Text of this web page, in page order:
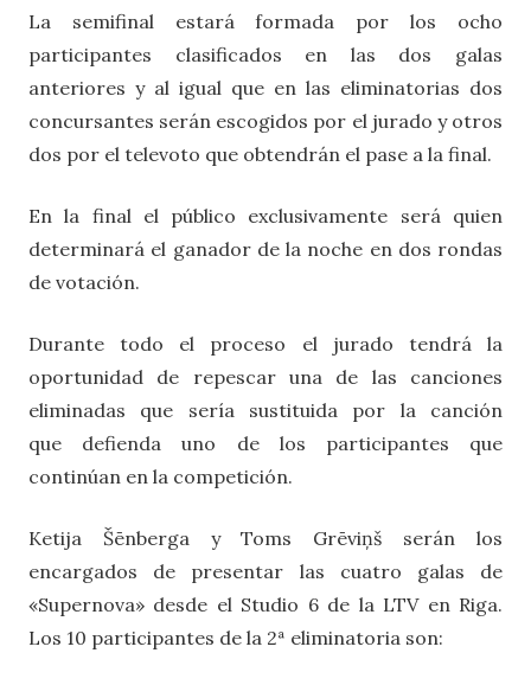
La semifinal estará formada por los ocho
participantes clasificados en las dos galas
anteriores y al igual que en las eliminatorias dos
concursantes serán escogidos por el jurado y otros
dos por el televoto que obtendrán el pase a la final.
En la final el público exclusivamente será quien
determinará el ganador de la noche en dos rondas
de votación.
Durante todo el proceso el jurado tendrá la
oportunidad de repescar una de las canciones
eliminadas que sería sustituida por la canción
que defienda uno de los participantes que
continúan en la competición.
Ketija Šēnberga y Toms Grēviņš serán los
encargados de presentar las cuatro galas de
«Supernova» desde el Studio 6 de la LTV en Riga.
Los 10 participantes de la 2ª eliminatoria son: